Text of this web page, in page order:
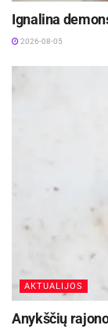
Ignalina
2026-08-05
AKTUALIJOS
Anykščių